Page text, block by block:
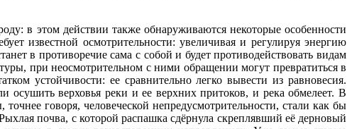
в этом действии также обнаруживаются некоторые особенности
известной осмотрительности: увеличивая и регулируя энергию
в противоречие сама с собой и будет противодействовать видам
при неосмотрительном с ними обращении могут превратиться в
устойчивости: ее сравнительно легко вывести из равновесия.
осушить верховья реки и ее верхних притоков, и река обмелеет. В
говоря, человеческой непредусмотрительности, стали как бы
почва, с которой распашка сдёрнула скреплявший её дерновый